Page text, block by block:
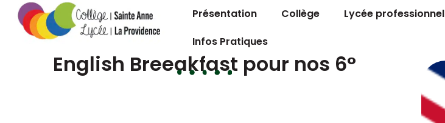
Présentation Collège Lycée professionnel
Infos Pratiques
English Breeakfast pour nos 6°